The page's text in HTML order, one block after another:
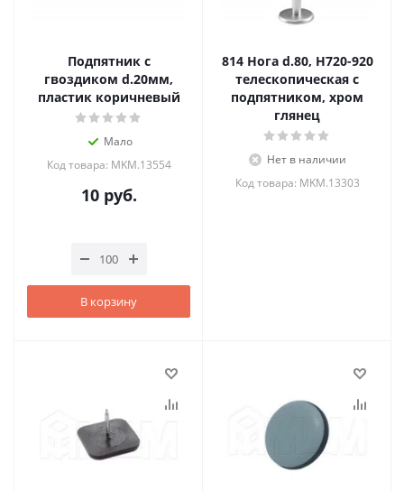
Подпятник с
гвоздиком d.20мм,
пластик коричневый
Мало
Код товара: MKM.13554
10руб.
В корзину
814 Нога d.80, Н720-920
телескопическая с
подпятником, хром
глянец
Нет в наличии
Код товара: MKM.13303